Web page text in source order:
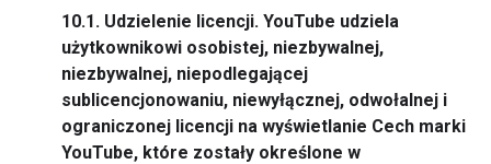
10.1. Udzielenie licencji. YouTube udziela
użytkownikowi osobistej, niezbywalnej,
niezbywalnej, niepodlegającej
sublicencjonowaniu, niewyłącznej, odwołalnej i
ograniczonej licencji na wyświetlanie Cech marki
YouTube, które zostały określone w